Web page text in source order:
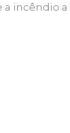
incêndio a